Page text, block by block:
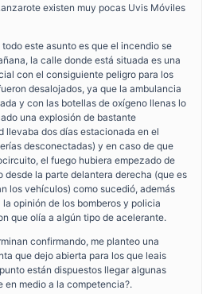
existen muy pocas Uvis Móviles
este asunto es que el incendio se
la calle donde está situada es una
con el consiguiente peligro para los
desalojados, ya que la ambulancia
y con las botellas de oxígeno llenas lo
una explosión de bastante
llevaba dos días estacionada en el
desconectadas) y en caso de que
el fuego hubiera empezado de
desde la parte delantera derecha (que es
los vehículos) como sucedió, además
opinión de los bomberos y policia
que olía a algún tipo de acelerante.
confirmando, me planteo una
que dejo abierta para los que leais
están dispuestos llegar algunas
en medio a la competencia?.